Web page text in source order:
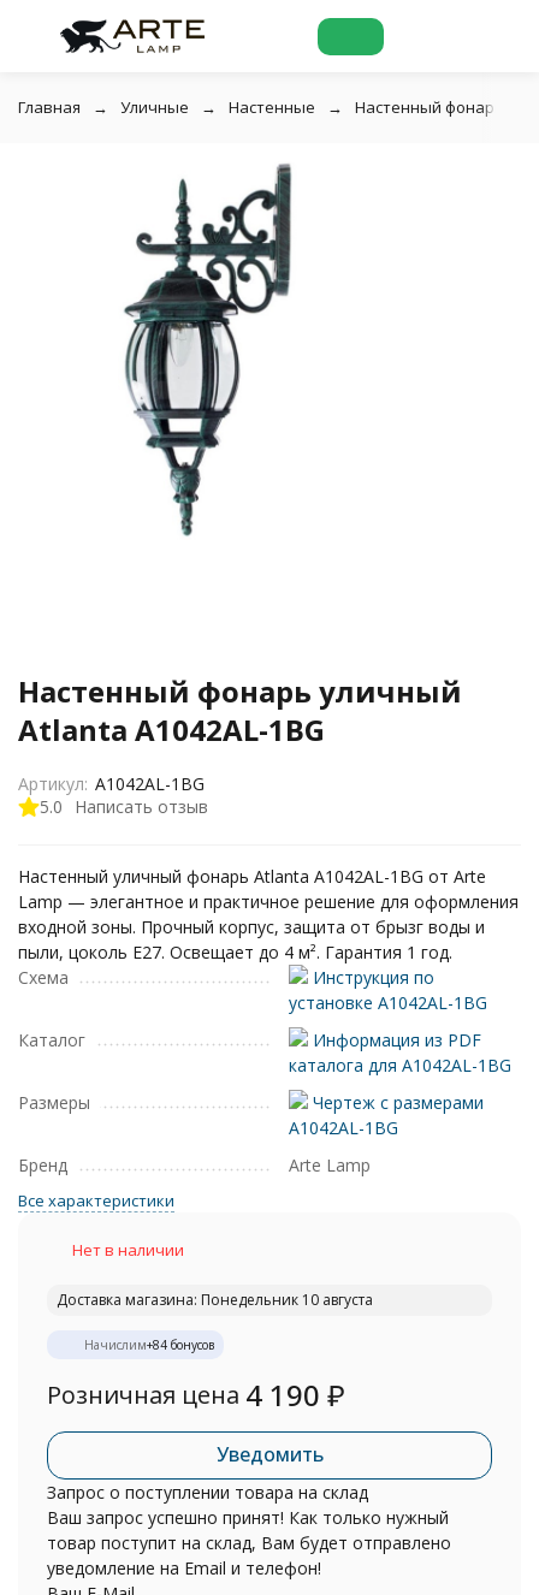
Главная Уличные Настенные Настенный фонарь
Настенный фонарь уличный
Atlanta A1042AL-1BG
5.0 Написать отзыв
Артикул: A1042AL-1BG
Настенный уличный фонарь Atlanta A1042AL-1BG от Arte
Lamp — элегантное и практичное решение для оформления
входной зоны. Прочный корпус, защита от брызг воды и
пыли, цоколь E27. Освещает до 4 м². Гарантия 1 год.
Схема
Инструкция по
установке A1042AL-1BG
Каталог
Информация из PDF
каталога для A1042AL-1BG
Размеры
Чертеж с размерами
A1042AL-1BG
Бренд
Arte Lamp
Все характеристики
Нет в наличии
Доставка магазина: Понедельник 10 августа
Начислим+84 бонусов
Розничная цена 4 190 ₽
Уведомить
Запрос о поступлении товара на склад
Ваш запрос успешно принят! Как только нужный
товар поступит на склад, Вам будет отправлено
уведомление на Email и телефон!